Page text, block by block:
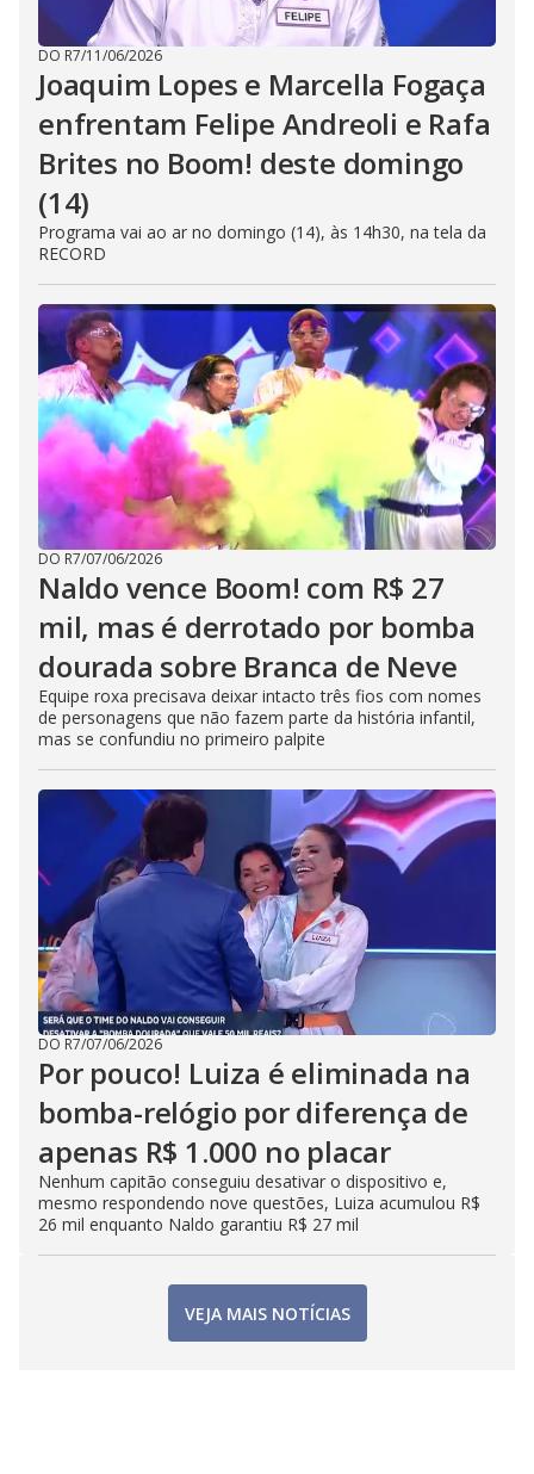
DO R7/11/06/2026
Joaquim Lopes e Marcella Fogaça
enfrentam Felipe Andreoli e Rafa
Brites no Boom! deste domingo
(14)
Programa vai ao ar no domingo (14), às 14h30, na tela da
RECORD
DO R7/07/06/2026
Naldo vence Boom! com R$ 27
mil, mas é derrotado por bomba
dourada sobre Branca de Neve
Equipe roxa precisava deixar intacto três fios com nomes
de personagens que não fazem parte da história infantil,
mas se confundiu no primeiro palpite
DO R7/07/06/2026
Por pouco! Luiza é eliminada na
bomba-relógio por diferença de
apenas R$ 1.000 no placar
Nenhum capitão conseguiu desativar o dispositivo e,
mesmo respondendo nove questões, Luiza acumulou R$
26 mil enquanto Naldo garantiu R$ 27 mil
VEJA MAIS NOTÍCIAS